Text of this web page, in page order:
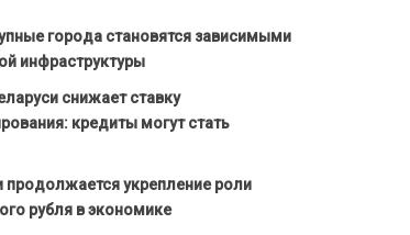
города становятся зависимыми
инфраструктуры
снижает ставку
кредиты могут стать
продолжается укрепление роли
рубля в экономике